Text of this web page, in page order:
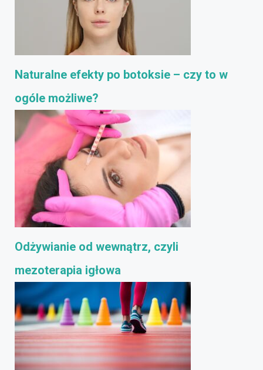
Naturalne efekty po botoksie – czy to w
ogóle możliwe?
Odżywianie od wewnątrz, czyli
mezoterapia igłowa